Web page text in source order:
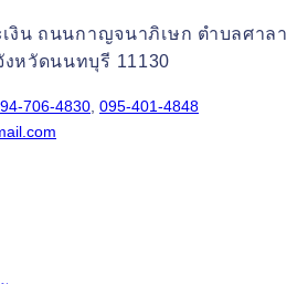
งิน ถนนกาญจนาภิเษก ตำบลศาลา
งหวัดนนทบุรี 11130
706-4830, 095-401-4848